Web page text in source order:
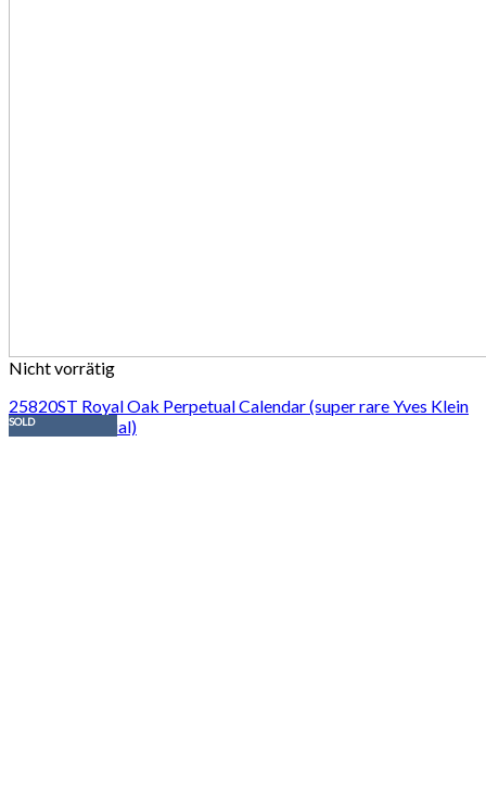
SOLD
Nicht vorrätig
25820ST Royal Oak Perpetual Calendar (super rare Yves Klein
electric blue dial)